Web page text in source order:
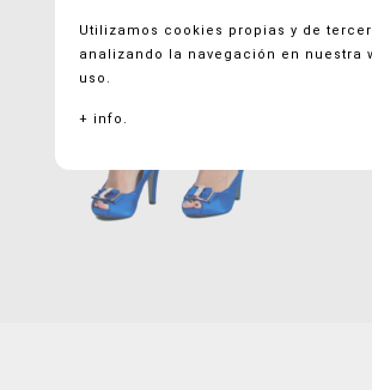
Utilizamos cookies propias y de
analizando la navegación en nuestra
uso.
+ info.